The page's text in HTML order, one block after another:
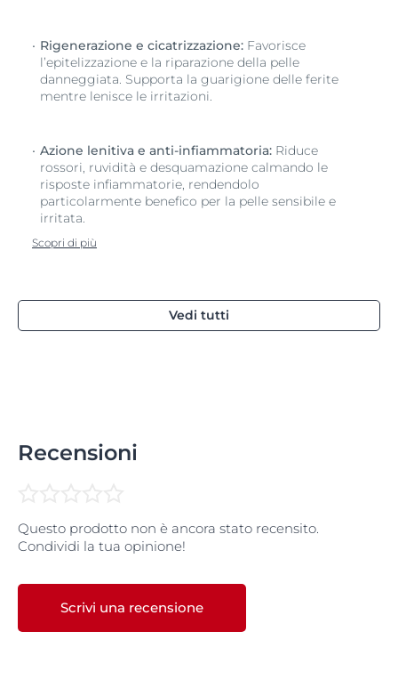
Rigenerazione e cicatrizzazione: Favorisce
l’epitelizzazione e la riparazione della pelle
danneggiata. Supporta la guarigione delle ferite
mentre lenisce le irritazioni.
Azione lenitiva e anti-infiammatoria: Riduce
rossori, ruvidità e desquamazione calmando le
risposte infiammatorie, rendendolo
particolarmente benefico per la pelle sensibile e
irritata.
Scopri di più
Vedi tutti
Recensioni
Questo prodotto non è ancora stato recensito.
Condividi la tua opinione!
Scrivi una recensione